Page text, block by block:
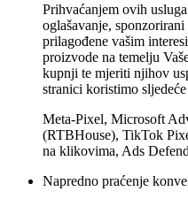
Prihvaćanjem ovih
oglašavanje,
prilagođene vašim
proizvode na temelju
kupnji te mjeriti njihov
stranici koristimo
Meta-Pixel, Microsoft
(RTBHouse), TikTok
na klikovima, Ads
Napredno praćenje